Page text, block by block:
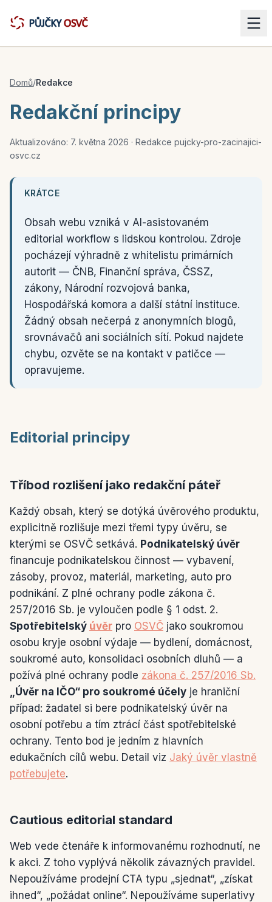
Domů/Redakce
Redakční principy
Aktualizováno: 7. května 2026 · Redakce pujcky-pro-zacinajici-
osvc.cz
KRÁTCE
Obsah webu vzniká v AI-asistovaném
editorial workflow s lidskou kontrolou. Zdroje
pocházejí výhradně z whitelistu primárních
autorit — ČNB, Finanční správa, ČSSZ,
zákony, Národní rozvojová banka,
Hospodářská komora a další státní instituce.
Žádný obsah nečerpá z anonymních blogů,
srovnávačů ani sociálních sítí. Pokud najdete
chybu, ozvěte se na kontakt v patičce —
opravujeme.
Editorial principy
Tříbod rozlišení jako redakční páteř
Každý obsah, který se dotýká úvěrového produktu,
explicitně rozlišuje mezi třemi typy úvěru, se
kterými se OSVČ setkává. Podnikatelský úvěr
financuje podnikatelskou činnost — vybavení,
zásoby, provoz, materiál, marketing, auto pro
podnikání. Z plné ochrany podle zákona č.
257/2016 Sb. je vyloučen podle § 1 odst. 2.
Spotřebitelský úvěr pro OSVČ jako soukromou
osobu kryje osobní výdaje — bydlení, domácnost,
soukromé auto, konsolidaci osobních dluhů — a
požívá plné ochrany podle zákona č. 257/2016 Sb.
„Úvěr na IČO“ pro soukromé účely je hraniční
případ: žadatel si bere podnikatelský úvěr na
osobní potřebu a tím ztrácí část spotřebitelské
ochrany. Tento bod je jedním z hlavních
edukačních cílů webu. Detail viz Jaký úvěr vlastně
potřebujete.
Cautious editorial standard
Web vede čtenáře k informovanému rozhodnutí, ne
k akci. Z toho vyplývá několik závazných pravidel.
Nepoužíváme prodejní CTA typu „sjednat“, „získat
ihned“, „požádat online“. Nepoužíváme superlativy